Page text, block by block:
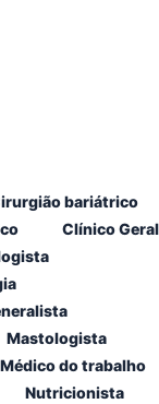
bariátrico
Clínico Geral
Mastologista
Médico do trabalho
Nutricionista